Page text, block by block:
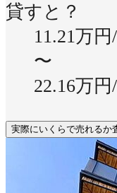
貸すと？
11.21万円
〜
22.16万円
実際にいくらで売れるか